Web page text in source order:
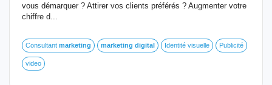
vous démarquer ? Attirer vos clients préférés ? Augmenter votre
chiffre d...
Consultant marketing marketing digital Identité visuelle Publicité
video